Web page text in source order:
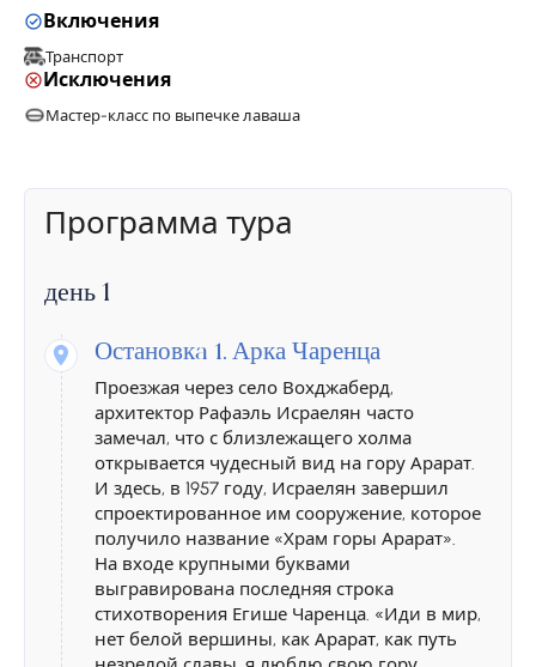
Включения
Транспорт
Исключения
Мастер-класс по выпечке лаваша
Программа тура
день 1
Остановкa 1. Арка Чаренца
Проезжая через село Вохджаберд,
архитектор Рафаэль Исраелян часто
замечал, что с близлежащего холма
открывается чудесный вид на гору Арарат.
И здесь, в 1957 году, Исраелян завершил
спроектированное им сооружение, которое
получило название «Храм горы Арарат».
На входе крупными буквами
выгравирована последняя строка
стихотворения Егише Чаренца. «Иди в мир,
нет белой вершины, как Арарат, как путь